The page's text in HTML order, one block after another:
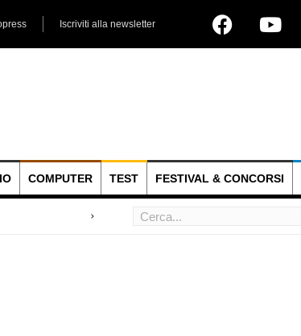
Iscriviti alla newsletter
COMPUTER TEST FESTIVAL & CONCORSI